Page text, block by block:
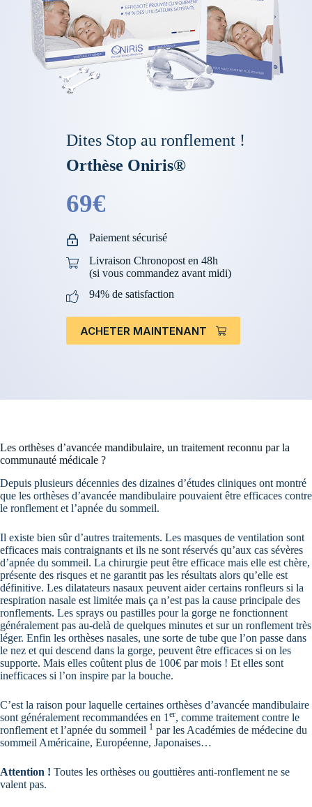
Dites Stop au ronflement !
Orthèse Oniris®
69€
Paiement sécurisé
Livraison Chronopost en 48h
(si vous commandez avant midi)
94% de satisfaction
ACHETER MAINTENANT
Les orthèses d’avancée mandibulaire, un traitement reconnu par la
communauté médicale ?
Depuis plusieurs décennies des dizaines d’études cliniques ont montré
que les orthèses d’avancée mandibulaire pouvaient être efficaces contre
le ronflement et l’apnée du sommeil.
Il existe bien sûr d’autres traitements. Les masques de ventilation sont
efficaces mais contraignants et ils ne sont réservés qu’aux cas sévères
d’apnée du sommeil. La chirurgie peut être efficace mais elle est chère,
présente des risques et ne garantit pas les résultats alors qu’elle est
définitive. Les dilatateurs nasaux peuvent aider certains ronfleurs si la
respiration nasale est limitée mais ça n’est pas la cause principale des
ronflements. Les sprays ou pastilles pour la gorge ne fonctionnent
généralement pas au-delà de quelques minutes et sur un ronflement très
léger. Enfin les orthèses nasales, une sorte de tube que l’on passe dans
le nez et qui descend dans la gorge, peuvent être efficaces si on les
supporte. Mais elles coûtent plus de 100€ par mois ! Et elles sont
inefficaces si l’on inspire par la bouche.
C’est la raison pour laquelle certaines orthèses d’avancée mandibulaire
sont généralement recommandées en 1 er, comme traitement contre le
ronflement et l’apnée du sommeil 1 par les Académies de médecine du
sommeil Américaine, Européenne, Japonaises…
Attention ! Toutes les orthèses ou gouttières anti-ronflement ne se
valent pas.